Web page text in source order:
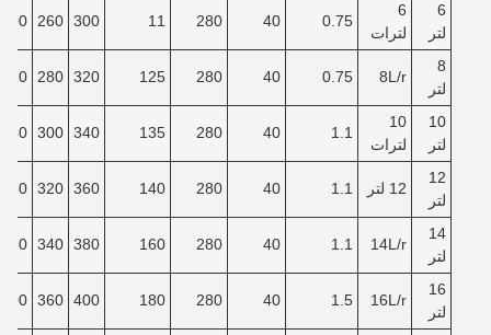
6
لتر
6
لترات
0.75
40
280
11
300
260
200
8
لتر
8L/r
0.75
40
280
125
320
280
220
10
لتر
10
لترات
1.1
40
280
135
340
300
240
12
لتر
12 لتر 1.1
40
280
140
360
320
260
14
لتر
14L/r
1.1
40
280
160
380
340
280
16
لتر
16L/r
1.5
40
280
180
400
360
300